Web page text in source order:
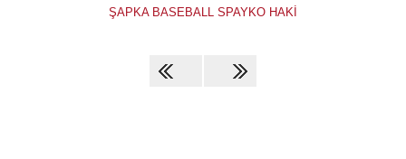
ŞAPKA BASEBALL SPAYKO HAKİ